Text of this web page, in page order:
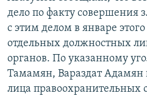
дело по факту совершения
с этим делом в январе
отдельных должностных
органов. По указанному
Тамамян, Вараздат Адамян
лица правоохранительных